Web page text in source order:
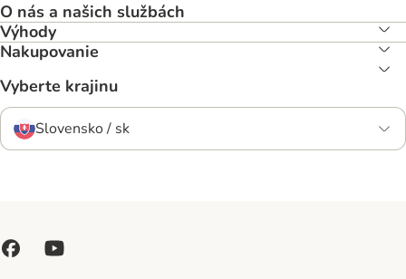
O nás a našich službách
Výhody
Nakupovanie
Vyberte krajinu
Slovensko / sk